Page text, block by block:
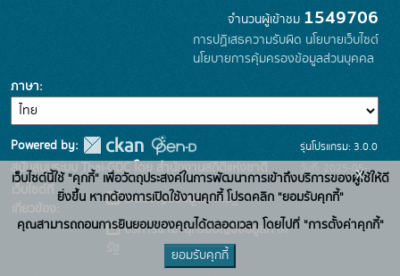
จำนวนผู้เข้าชม 1549706
การปฏิเสธความรับผิด นโยบายเว็บไซต์
นโยบายการคุ้มครองข้อมูลส่วนบุคคล
ภาษา
Powered by:
สนับสนุนระบบ Thai-GDC โดย สำนักงานสถิติแห่งชาติ
เว็บไซต์ที่
เกี่ยวข้อง:
ระบบบัญชีข้อมูลภาครัฐ
บริการนามานุกรมบัญชีข้อมูลภาค
รุ่นโปรแกรม: 3.0.0
วันที่: 2025-05-
19
เว็บไซต์นี้ใช้ "คุกกี้" เพื่อวัตถุประสงค์ในการพัฒนาการเข้าถึงบริการของผู้ใช้ให้ดี
ยิ่งขึ้น หากต้องการเปิดใช้งานคุกกี้ โปรดคลิก "ยอมรับคุกกี้"
คุณสามารถถอนการยินยอมของคุณได้ตลอดเวลา โดยไปที่ "การตั้งค่าคุกกี้"
ยอมรับคุกกี้
x